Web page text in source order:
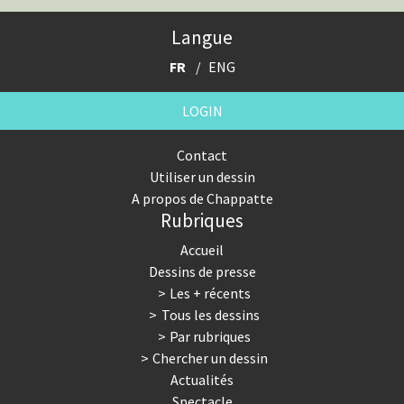
Cybermonde Du printemps arabe à l'hiver
Hopp Deutschland Israël - Palestine
La Corée du Nord: guerre ou
paix?
La France en marche
La Suisse UDC
Les années Bush
Langue
FR ENG
LOGIN
Contact
Utiliser un dessin
A propos de Chappatte
Rubriques
Accueil
Dessins de presse
Les + récents
Tous les dessins
Par rubriques
Chercher un dessin
Actualités